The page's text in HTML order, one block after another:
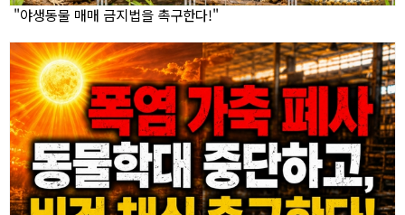
"야생동물 매매 금지법을 촉구한다!"